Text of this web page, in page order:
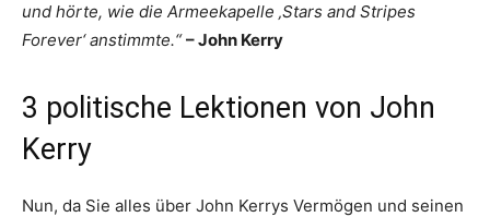
und hörte, wie die Armeekapelle ‚Stars and Stripes
Forever‘ anstimmte.“– John Kerry
3 politische Lektionen von John
Kerry
Nun, da Sie alles über John Kerrys Vermögen und seinen